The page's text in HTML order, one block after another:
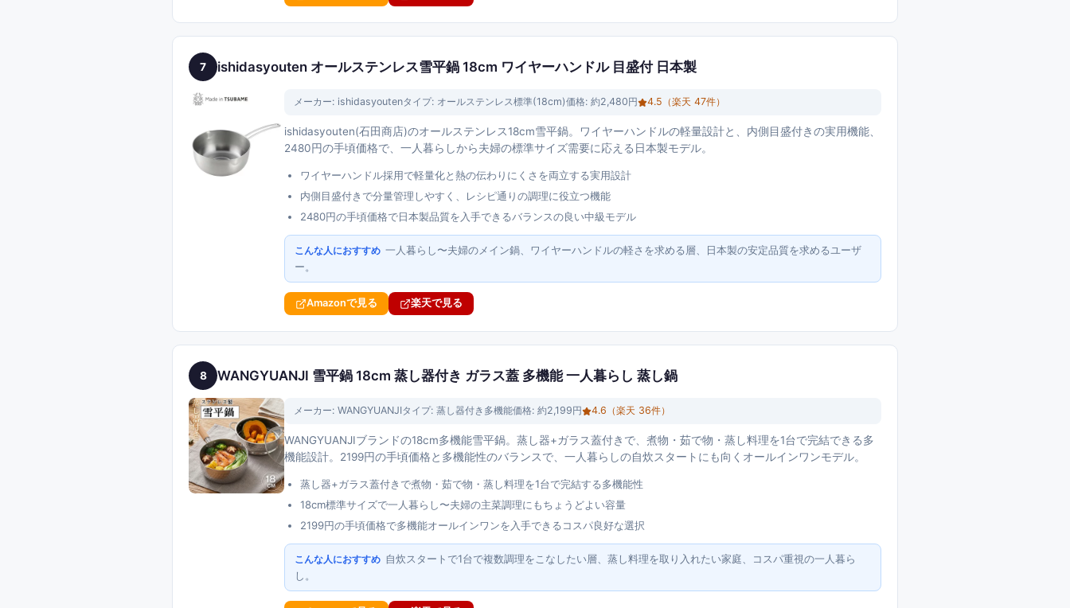
7 ishidasyouten オールステンレス雪平鍋 18cm ワイヤーハンドル 目盛付 日本製
メーカー: ishidasyoutenタイプ: オールステンレス標準(18cm)価格: 約2,480円 4.5 （楽天 47件）
ishidasyouten(石田商店)のオールステンレス18cm雪平鍋。ワイヤーハンドルの軽量設計と、内側目盛付きの実用機能、
2480円の手頃価格で、一人暮らしから夫婦の標準サイズ需要に応える日本製モデル。
ワイヤーハンドル採用で軽量化と熱の伝わりにくさを両立する実用設計
内側目盛付きで分量管理しやすく、レシピ通りの調理に役立つ機能
2480円の手頃価格で日本製品質を入手できるバランスの良い中級モデル
こんな人におすすめ 一人暮らし〜夫婦のメイン鍋、ワイヤーハンドルの軽さを求める層、日本製の安定品質を求めるユーザ
ー。
Amazonで見る 楽天で見る
8 WANGYUANJI 雪平鍋 18cm 蒸し器付き ガラス蓋 多機能 一人暮らし 蒸し鍋
メーカー: WANGYUANJIタイプ: 蒸し器付き多機能価格: 約2,199円 4.6 （楽天 36件）
WANGYUANJIブランドの18cm多機能雪平鍋。蒸し器+ガラス蓋付きで、煮物・茹で物・蒸し料理を1台で完結できる多
機能設計。2199円の手頃価格と多機能性のバランスで、一人暮らしの自炊スタートにも向くオールインワンモデル。
蒸し器+ガラス蓋付きで煮物・茹で物・蒸し料理を1台で完結する多機能性
18cm標準サイズで一人暮らし〜夫婦の主菜調理にもちょうどよい容量
2199円の手頃価格で多機能オールインワンを入手できるコスパ良好な選択
こんな人におすすめ 自炊スタートで1台で複数調理をこなしたい層、蒸し料理を取り入れたい家庭、コスパ重視の一人暮ら
し。